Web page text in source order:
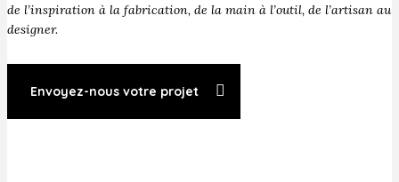
de l’inspiration à la fabrication, de la main à l’outil, de l’artisan au
designer.
Envoyez-nous votre projet